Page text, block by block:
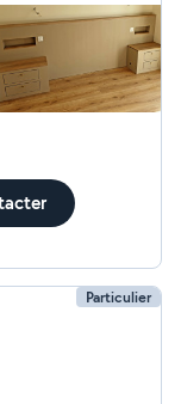
Particulier